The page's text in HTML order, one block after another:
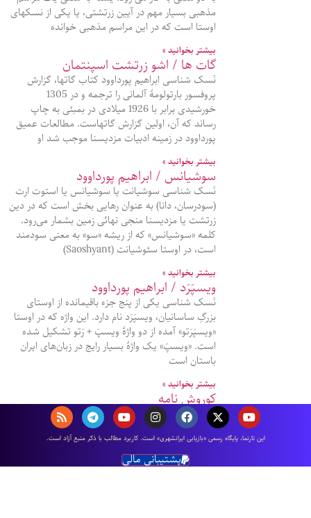
مذهبی بسیار مهم در آیین زرتشتی، یا یکی از نسکهای
اوستا است که در این مراسم مذهبی خوانده
بیشتر بخوانید »
گات ها / اشو زرتشت اسپنتمان
نَسک شناسی ابراهیم پورداوود کتاب گاتها، گزارش
پروفسور بارتولومۀ آلمانی را ترجمه و در 1305
خورشیدی برابر با 1926 میلادی در بمبئی به چاپ
رساند که آن، اولین گزارش گاتهاست. مطالعات عمیق
پورداوود در زمینه ادبیات مزدیسنا موجب شد او
بیشتر بخوانید »
سوشیانس / ابراهیم پورداوود
نَسک شناسی سوشیانت یا سوشیانس یا استوت ارت
(سودرسان، دانا) به عنوان رهایی بخش است که در دین
زرتشت یا مزدیسنا منجی نهائی زمین بشمار می‌رود.
کلمه «سوشیانس» که از ریشه «سو» به معنی سودمند
است، در اوستا سئوشیانت (Saoshyant)
بیشتر بخوانید »
ویسپَرَد / ابراهیم پورداوود
نَسک شناسی یکی از پنج جزء باقیمانده از اوستای
بزرگِ ساسانیان، ویسپَرَد نام دارد. این واژه که در اوستا
«ویسپَرَتو» آمده از دو واژۀ ویسپَ + رَتو تشکیل شده
است. «ویسپَ» یک واژۀ بسیار رایج در زبان‌های ایران
باستان است
بیشتر بخوانید »
کوروش نامه
طولانی‌ترین اثر گزنفون، نویسنده و سپاهی آتنی است.
در این کتاب گزنفون، پرورش، آموزش و زندگی کوروش
بزرگ را نگاشته است. گزنفون، در كوروش نامه خود،
وصيت نامه كوروش بزرگ را آنچنان
اين تارنما، پایگاه رسمی «بازیابی ایرانشهری» است. كاربرد مطالب با ذكر منبع آزاد است.
پشتیبانی مالی